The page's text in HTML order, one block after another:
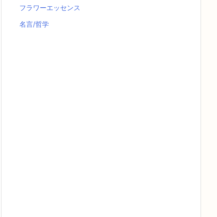
フラワーエッセンス
名言/哲学